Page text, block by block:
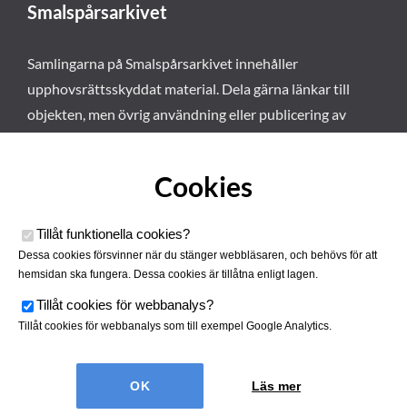
Smalspårsarkivet
Samlingarna på Smalspårsarkivet innehåller
upphovsrättsskyddat material. Dela gärna länkar till
objekten, men övrig användning eller publicering av
Smalspårsarkivet drivs av
Tjustbygdens Järnvägsförening
Cookies
Tillåt funktionella cookies?
Dessa cookies försvinner när du stänger webbläsaren, och behövs för att
hemsidan ska fungera. Dessa cookies är tillåtna enligt lagen.
Tillåt cookies för webbanalys?
Tillåt cookies för webbanalys som till exempel Google Analytics.
Läs mer
Cookies